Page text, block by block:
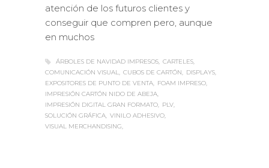
atención de los futuros clientes y
conseguir que compren pero, aunque
en muchos
ÁRBOLES DE NAVIDAD IMPRESOS CARTELES
COMUNICACIÓN VISUAL CUBOS DE CARTÓN
DISPLAYS
EXPOSITORES DE PUNTO DE VENTA
FOAM IMPRESO
IMPRESIÓN CARTÓN NIDO DE ABEJA
IMPRESIÓN DIGITAL GRAN FORMATO
PLV
SOLUCIÓN GRÁFICA VINILO ADHESIVO
VISUAL MERCHANDISING